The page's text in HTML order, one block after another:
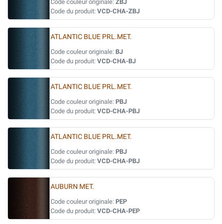
Code couleur originale: ZBJ
Code du produit: VCD-CHA-ZBJ
ATLANTIC BLUE PRL.MET.
Code couleur originale: BJ
Code du produit: VCD-CHA-BJ
ATLANTIC BLUE PRL.MET.
Code couleur originale: PBJ
Code du produit: VCD-CHA-PBJ
ATLANTIC BLUE PRL.MET.
Code couleur originale: PBJ
Code du produit: VCD-CHA-PBJ
AUBURN MET.
Code couleur originale: PEP
Code du produit: VCD-CHA-PEP